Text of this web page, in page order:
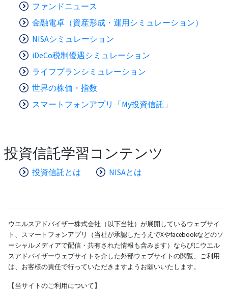
ファンドニュース
金融電卓（資産形成・運用シミュレーション）
NISAシミュレーション
iDeCo税制優遇シミュレーション
ライフプランシミュレーション
世界の株価・指数
スマートフォンアプリ「My投資信託」
投資信託学習コンテンツ
投資信託とは NISAとは
ウエルスアドバイザー株式会社（以下当社）が展開しているウェブサイ
ト、スマートフォンアプリ（当社が承認したうえでXやfacebookなどのソ
ーシャルメディアで配信・共有された情報も含みます）ならびにウエル
スアドバイザーウェブサイトを介した外部ウェブサイトの閲覧、ご利用
は、お客様の責任で行っていただきますようお願いいたします。
【当サイトのご利用について】